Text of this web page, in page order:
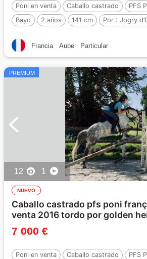
Poni en venta Caballo castrado
PFS
Bayo
2 años 141 cm Por : Jogry
Francia Aube Particular
PREMIUM
12 1
NUEVO
Caballo castrado pfs poni
venta 2016 tordo por golden
7 000 €
Poni en venta Caballo castrado
PFS